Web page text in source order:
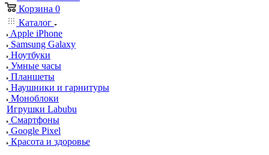
Корзина 0
Каталог
Apple iPhone
Samsung Galaxy
Ноутбуки
Умные часы
Планшеты
Наушники и гарнитуры
Моноблоки
Игрушки Labubu
Смартфоны
Google Pixel
Красота и здоровье